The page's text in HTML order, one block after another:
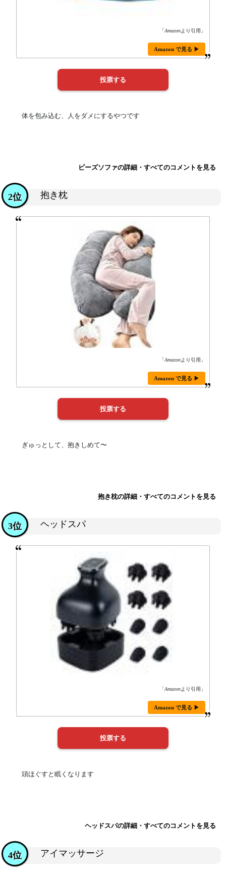
「Amazonより引用」
Amazon で見る ▶
体を包み込む、人をダメにするやつです
ビーズソファの詳細・すべてのコメントを見る
抱き枕
2位
「Amazonより引用」
Amazon で見る ▶
ぎゅっとして、抱きしめて〜
抱き枕の詳細・すべてのコメントを見る
ヘッドスパ
3位
「Amazonより引用」
Amazon で見る ▶
頭ほぐすと眠くなります
ヘッドスパの詳細・すべてのコメントを見る
アイマッサージ
4位